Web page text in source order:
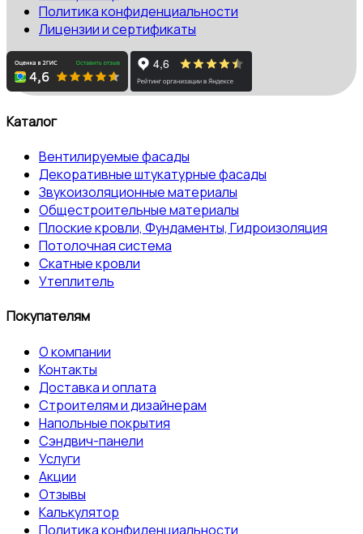
Политика конфиденциальности
Лицензии и сертификаты
Каталог
Вентилируемые фасады
Декоративные штукатурные фасады
Звукоизоляционные материалы
Общестроительные материалы
Плоские кровли, Фундаменты, Гидроизоляция
Потолочная система
Скатные кровли
Утеплитель
Покупателям
О компании
Контакты
Доставка и оплата
Строителям и дизайнерам
Напольные покрытия
Сэндвич-панели
Услуги
Акции
Отзывы
Калькулятор
Политика конфиденциальности